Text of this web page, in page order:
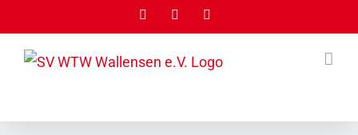
Inhalt
springen
FacebookInstagram